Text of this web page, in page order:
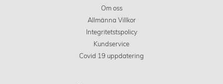
Om oss
Allmänna Villkor
Integritetstspolicy
Kundservice
Covid 19 uppdatering